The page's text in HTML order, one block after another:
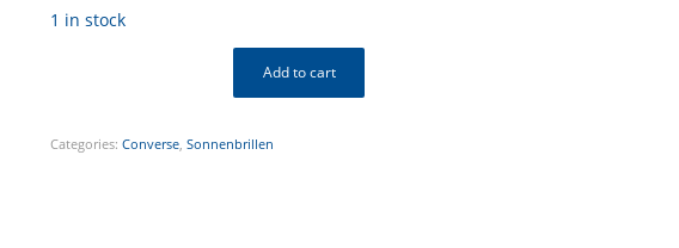
1 in stock
Add to cart
Categories:Converse ,Sonnenbrillen